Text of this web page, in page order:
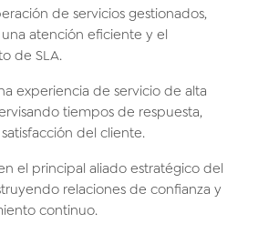
de servicios gestionados,
atención eficiente y el
de SLA.
experiencia de servicio de alta
tiempos de respuesta,
del cliente.
el principal aliado estratégico del
relaciones de confianza y
continuo.